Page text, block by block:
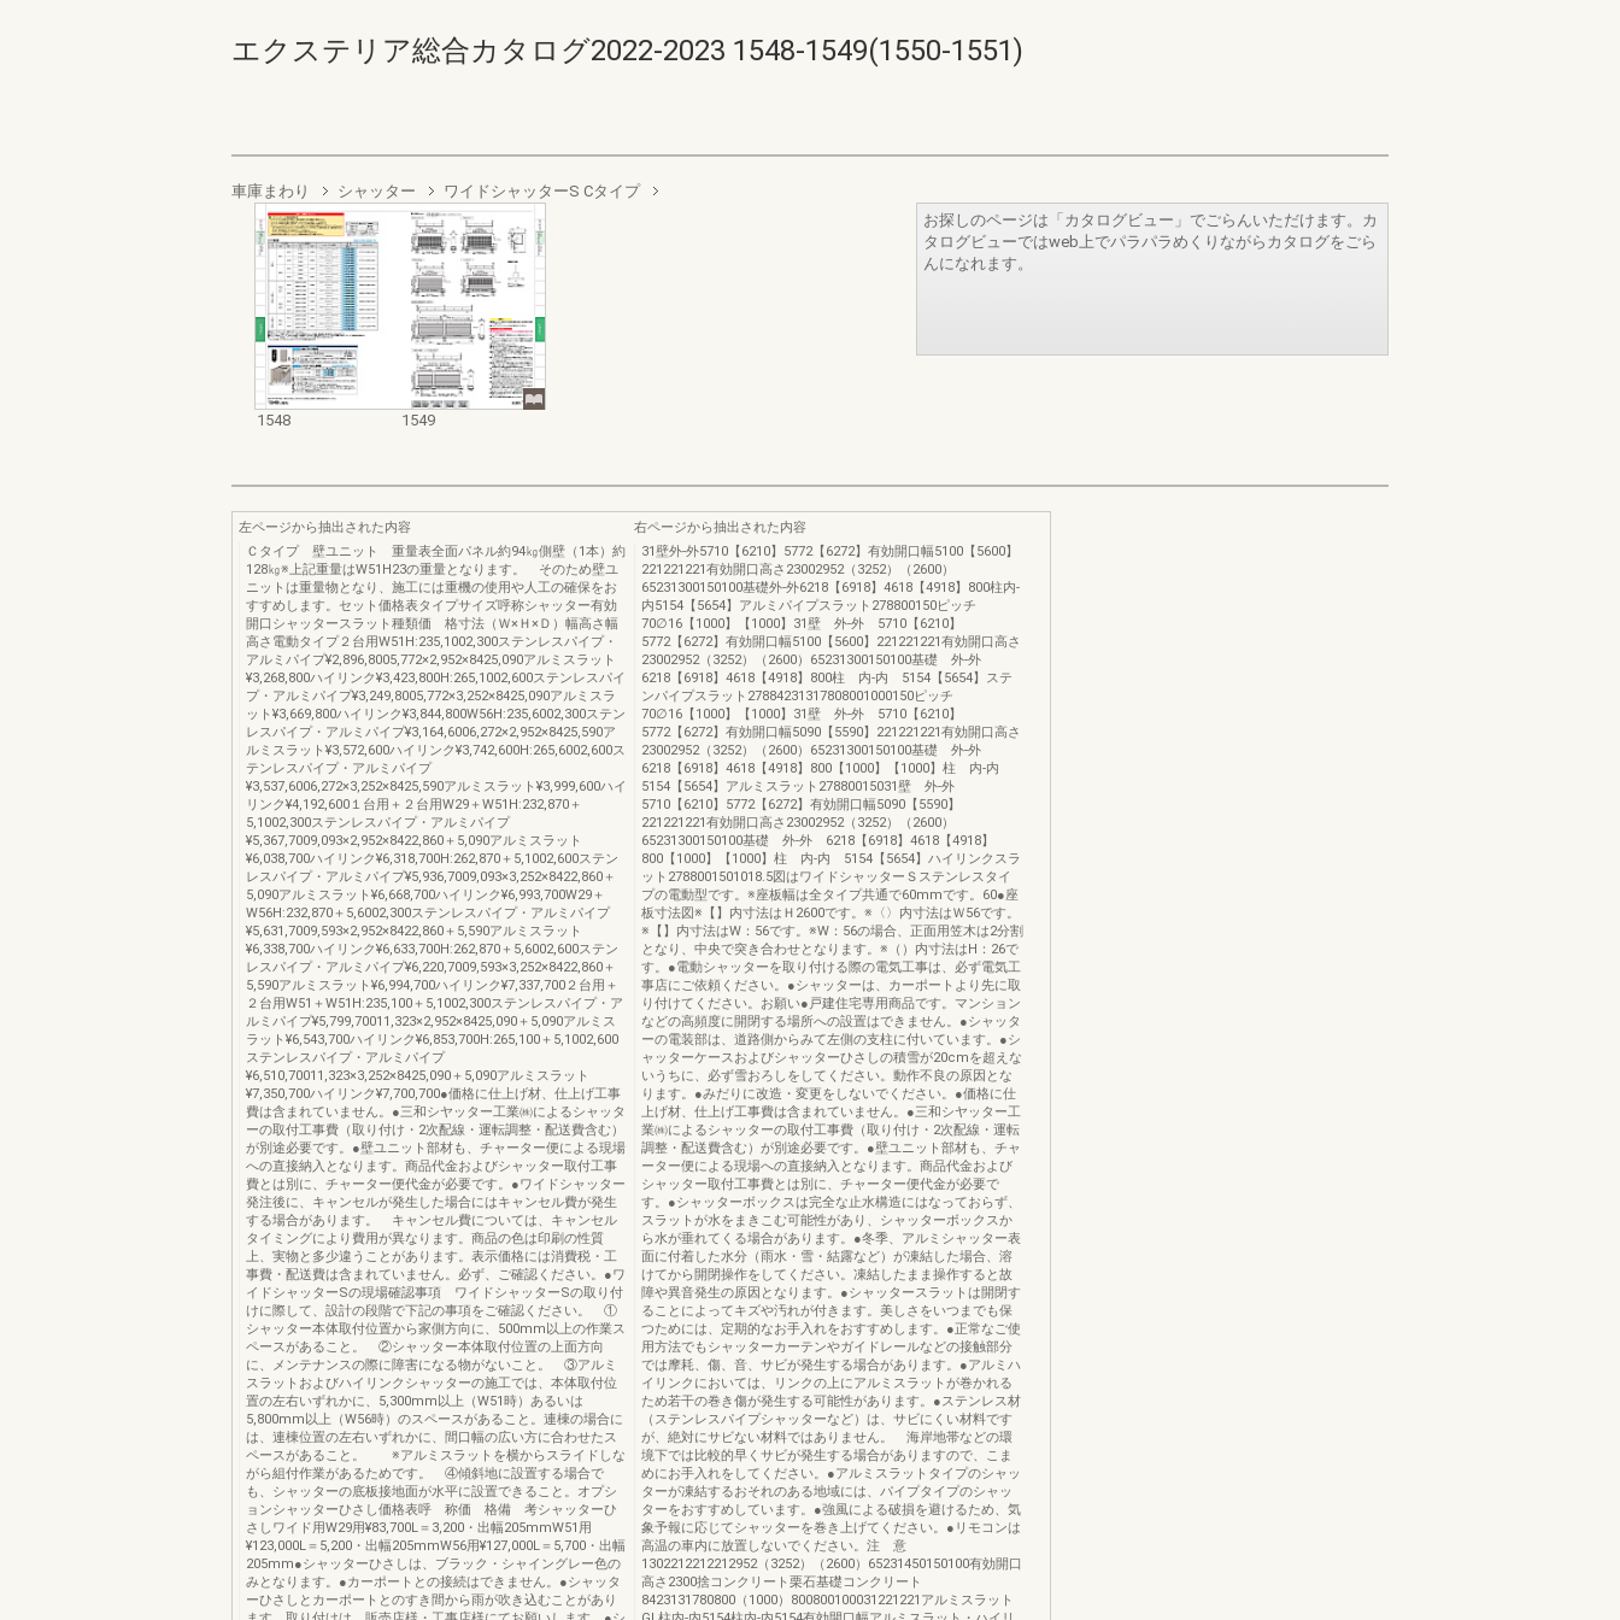
エクステリア総合カタログ2022-2023 1548-1549(1550-1551)
車庫まわり シャッター ワイドシャッターS Cタイプ
1548 1549
お探しのページは「カタログビュー」でごらんいただけます。カ
タログビューではweb上でパラパラめくりながらカタログをごら
んになれます。
左ページから抽出された内容
Ｃタイプ 壁ユニット 重量表全面パネル約94㎏側壁（1本）約
128㎏※上記重量はW51H23の重量となります。 そのため壁ユ
ニットは重量物となり、施工には重機の使用や人工の確保をお
すすめします。セット価格表タイプサイズ呼称シャッター有効
開口シャッタースラット種類価 格寸法（Ｗ×Ｈ×Ｄ）幅高さ幅
高さ電動タイプ２台用W51H:235,1002,300ステンレスパイプ・
アルミパイプ¥2,896,8005,772×2,952×8425,090アルミスラット
¥3,268,800ハイリンク¥3,423,800H:265,1002,600ステンレスパイ
プ・アルミパイプ¥3,249,8005,772×3,252×8425,090アルミスラ
ット¥3,669,800ハイリンク¥3,844,800W56H:235,6002,300ステン
レスパイプ・アルミパイプ¥3,164,6006,272×2,952×8425,590ア
ルミスラット¥3,572,600ハイリンク¥3,742,600H:265,6002,600ス
テンレスパイプ・アルミパイプ
¥3,537,6006,272×3,252×8425,590アルミスラット¥3,999,600ハイ
リンク¥4,192,600１台用＋２台用W29＋W51H:232,870＋
5,1002,300ステンレスパイプ・アルミパイプ
¥5,367,7009,093×2,952×8422,860＋5,090アルミスラット
¥6,038,700ハイリンク¥6,318,700H:262,870＋5,1002,600ステン
レスパイプ・アルミパイプ¥5,936,7009,093×3,252×8422,860＋
5,090アルミスラット¥6,668,700ハイリンク¥6,993,700W29＋
W56H:232,870＋5,6002,300ステンレスパイプ・アルミパイプ
¥5,631,7009,593×2,952×8422,860＋5,590アルミスラット
¥6,338,700ハイリンク¥6,633,700H:262,870＋5,6002,600ステン
レスパイプ・アルミパイプ¥6,220,7009,593×3,252×8422,860＋
5,590アルミスラット¥6,994,700ハイリンク¥7,337,700２台用＋
２台用W51＋W51H:235,100＋5,1002,300ステンレスパイプ・ア
ルミパイプ¥5,799,70011,323×2,952×8425,090＋5,090アルミス
ラット¥6,543,700ハイリンク¥6,853,700H:265,100＋5,1002,600
ステンレスパイプ・アルミパイプ
¥6,510,70011,323×3,252×8425,090＋5,090アルミスラット
¥7,350,700ハイリンク¥7,700,700●価格に仕上げ材、仕上げ工事
費は含まれていません。●三和シヤッター工業㈱によるシャッタ
ーの取付工事費（取り付け・2次配線・運転調整・配送費含む）
が別途必要です。●壁ユニット部材も、チャーター便による現場
への直接納入となります。商品代金およびシャッター取付工事
費とは別に、チャーター便代金が必要です。●ワイドシャッター
発注後に、キャンセルが発生した場合にはキャンセル費が発生
する場合があります。 キャンセル費については、キャンセル
タイミングにより費用が異なります。商品の色は印刷の性質
上、実物と多少違うことがあります。表示価格には消費税・工
事費・配送費は含まれていません。必ず、ご確認ください。●ワ
イドシャッターSの現場確認事項 ワイドシャッターSの取り付
けに際して、設計の段階で下記の事項をご確認ください。 ①
シャッター本体取付位置から家側方向に、500mm以上の作業ス
ペースがあること。 ②シャッター本体取付位置の上面方向
に、メンテナンスの際に障害になる物がないこと。 ③アルミ
スラットおよびハイリンクシャッターの施工では、本体取付位
置の左右いずれかに、5,300mm以上（W51時）あるいは
5,800mm以上（W56時）のスペースがあること。連棟の場合に
は、連棟位置の左右いずれかに、間口幅の広い方に合わせたス
ペースがあること。 ※アルミスラットを横からスライドしな
がら組付作業があるためです。 ④傾斜地に設置する場合で
も、シャッターの底板接地面が水平に設置できること。オプシ
ョンシャッターひさし価格表呼 称価 格備 考シャッターひ
さしワイド用W29用¥83,700L＝3,200・出幅205mmW51用
¥123,000L＝5,200・出幅205mmW56用¥127,000L＝5,700・出幅
205mm●シャッターひさしは、ブラック・シャイングレー色の
みとなります。●カーポートとの接続はできません。●シャッタ
ーひさしとカーポートとのすき間から雨が吹き込むことがあり
右ページから抽出された内容
31壁外-外5710【6210】5772【6272】有効開口幅5100【5600】
221221221有効開口高さ23002952（3252）（2600）
65231300150100基礎外-外6218【6918】4618【4918】800柱内-
内5154【5654】アルミパイプスラット278800150ピッチ
70∅16【1000】【1000】31壁 外-外 5710【6210】
5772【6272】有効開口幅5100【5600】221221221有効開口高さ
23002952（3252）（2600）65231300150100基礎 外-外
6218【6918】4618【4918】800柱 内-内 5154【5654】ステ
ンパイプスラット27884231317808001000150ピッチ
70∅16【1000】【1000】31壁 外-外 5710【6210】
5772【6272】有効開口幅5090【5590】221221221有効開口高さ
23002952（3252）（2600）65231300150100基礎 外-外
6218【6918】4618【4918】800【1000】【1000】柱 内-内
5154【5654】アルミスラット27880015031壁 外-外
5710【6210】5772【6272】有効開口幅5090【5590】
221221221有効開口高さ23002952（3252）（2600）
65231300150100基礎 外-外 6218【6918】4618【4918】
800【1000】【1000】柱 内-内 5154【5654】ハイリンクスラ
ット2788001501018.5図はワイドシャッターＳステンレスタイ
プの電動型です。※座板幅は全タイプ共通で60mmです。60●座
板寸法図※【】内寸法はＨ2600です。※〈〉内寸法はＷ56です。
※【】内寸法はW：56です。※W：56の場合、正面用笠木は2分割
となり、中央で突き合わせとなります。※（）内寸法はH：26で
す。●電動シャッターを取り付ける際の電気工事は、必ず電気工
事店にご依頼ください。●シャッターは、カーポートより先に取
り付けてください。お願い●戸建住宅専用商品です。マンション
などの高頻度に開閉する場所への設置はできません。●シャッタ
ーの電装部は、道路側からみて左側の支柱に付いています。●シ
ャッターケースおよびシャッターひさしの積雪が20cmを超えな
いうちに、必ず雪おろしをしてください。動作不良の原因とな
ります。●みだりに改造・変更をしないでください。●価格に仕
上げ材、仕上げ工事費は含まれていません。●三和シヤッター工
業㈱によるシャッターの取付工事費（取り付け・2次配線・運転
調整・配送費含む）が別途必要です。●壁ユニット部材も、チャ
ーター便による現場への直接納入となります。商品代金および
シャッター取付工事費とは別に、チャーター便代金が必要で
す。●シャッターボックスは完全な止水構造にはなっておらず、
スラットが水をまきこむ可能性があり、シャッターボックスか
ら水が垂れてくる場合があります。●冬季、アルミシャッター表
面に付着した水分（雨水・雪・結露など）が凍結した場合、溶
けてから開閉操作をしてください。凍結したまま操作すると故
障や異音発生の原因となります。●シャッタースラットは開閉す
ることによってキズや汚れが付きます。美しさをいつまでも保
つためには、定期的なお手入れをおすすめします。●正常なご使
用方法でもシャッターカーテンやガイドレールなどの接触部分
では摩耗、傷、音、サビが発生する場合があります。●アルミハ
イリンクにおいては、リンクの上にアルミスラットが巻かれる
ため若干の巻き傷が発生する可能性があります。●ステンレス材
（ステンレスパイプシャッターなど）は、サビにくい材料です
が、絶対にサビない材料ではありません。 海岸地帯などの環
境下では比較的早くサビが発生する場合がありますので、こま
めにお手入れをしてください。●アルミスラットタイプのシャッ
ターが凍結するおそれのある地域には、パイプタイプのシャッ
ターをおすすめしています。●強風による破損を避けるため、気
象予報に応じてシャッターを巻き上げてください。●リモコンは
高温の車内に放置しないでください。注 意
1302212212212952（3252）（2600）65231450150100有効開口
高さ2300捨コンクリート栗石基礎コンクリート
8423131780800（1000）800800100031221221アルミスラット